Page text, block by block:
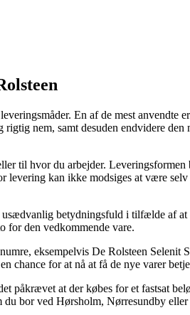
En af de mest anvendte
nem, samt desuden endvidere
til hvor du arbejder.
kan ikke modsiges at være
betydningsfuld i tilfælde af
for den vedkommende vare.
eksempelvis De Rolsteen
chance for at nå at få de nye varer
påkrævet at der købes for et fastsat
bor ved Hørsholm, Nørresundby